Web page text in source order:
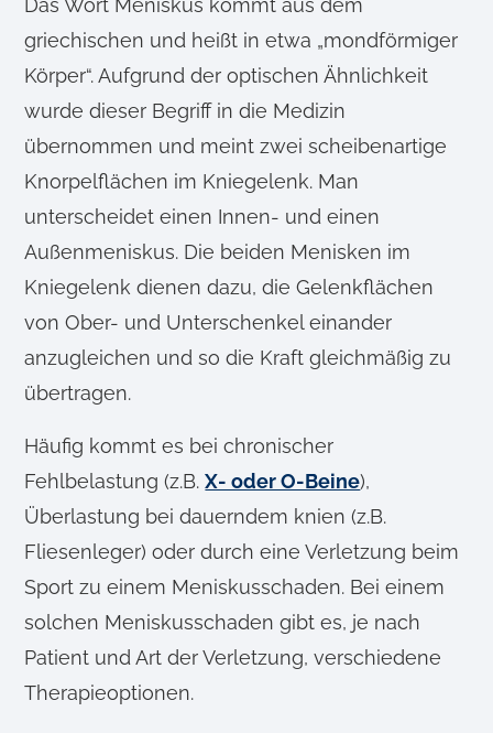
Das Wort Meniskus kommt aus dem
griechischen und heißt in etwa „mondförmiger
Körper“. Aufgrund der optischen Ähnlichkeit
wurde dieser Begriff in die Medizin
übernommen und meint zwei scheibenartige
Knorpelflächen im Kniegelenk. Man
unterscheidet einen Innen- und einen
Außenmeniskus. Die beiden Menisken im
Kniegelenk dienen dazu, die Gelenkflächen
von Ober- und Unterschenkel einander
anzugleichen und so die Kraft gleichmäßig zu
übertragen.
Häufig kommt es bei chronischer
Fehlbelastung (z.B.X- oder O-Beine),
Überlastung bei dauerndem knien (z.B.
Fliesenleger) oder durch eine Verletzung beim
Sport zu einem Meniskusschaden. Bei einem
solchen Meniskusschaden gibt es, je nach
Patient und Art der Verletzung, verschiedene
Therapieoptionen.